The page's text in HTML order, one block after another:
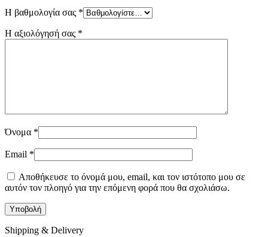
Η βαθμολογία σας *
Η αξιολόγησή σας *
Όνομα *
Email *
Αποθήκευσε το όνομά μου, email, και τον ιστότοπο μου σε
αυτόν τον πλοηγό για την επόμενη φορά που θα σχολιάσω.
Shipping & Delivery